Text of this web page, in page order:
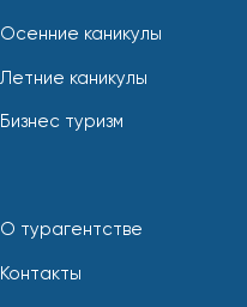
Осенние каникулы
Летние каникулы
Бизнес туризм
О турагентстве
Контакты